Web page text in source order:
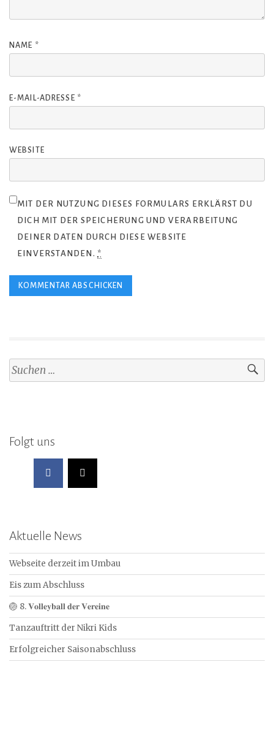
NAME *
E-MAIL-ADRESSE *
WEBSITE
MIT DER NUTZUNG DIESES FORMULARS ERKLÄRST DU
DICH MIT DER SPEICHERUNG UND VERARBEITUNG
DEINER DATEN DURCH DIESE WEBSITE
EINVERSTANDEN. *
Suchen
nach:
Folgt uns
Aktuelle News
Webseite derzeit im Umbau
Eis zum Abschluss
🏐 8. 𝐕𝐨𝐥𝐥𝐞𝐲𝐛𝐚𝐥𝐥 𝐝𝐞𝐫 𝐕𝐞𝐫𝐞𝐢𝐧𝐞
Tanzauftritt der Nikri Kids
Erfolgreicher Saisonabschluss